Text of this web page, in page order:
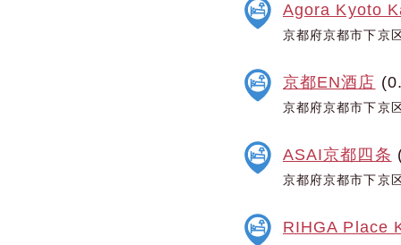
Agora Kyoto
京都府京都市下京
京都EN酒店
京都府京都市下京
ASAI京都四条
京都府京都市下京
RIHGA Place